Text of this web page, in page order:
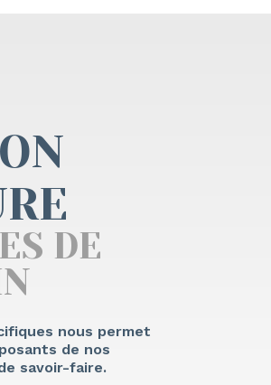
DE
nous permet
de nos
savoir-faire.